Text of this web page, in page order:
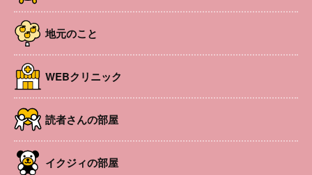
地元のこと
WEBクリニック
読者さんの部屋
イクジィの部屋
とりの女性」に戻る時間をお楽しみください。子連れ不可
開催日 2026年3月4日
時間
場所
参加費 2500円（お得な回数券あり）
対象者 女性限定
定員 8名
講師・出演 ヨガ講師 yuko
URL https://lin.ee/Ibfc4rq